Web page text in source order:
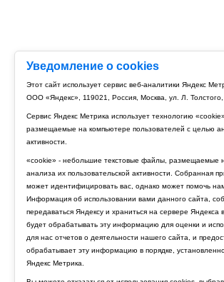
Уведомление о cookies
Этот сайт использует сервис веб-аналитики Яндекс
ООО «Яндекс», 119021, Россия, Москва, ул. Л.
Сервис Яндекс Метрика использует технологию
размещаемые на компьютере пользователей с целью
активности.
«cookie» - небольшие текстовые файлы, размещаемые
анализа их пользовательской активности. Собранная
может идентифицировать вас, однако может помочь
Информация об использовании вами данного сайта,
передаваться Яндексу и храниться на сервере
будет обрабатывать эту информацию для оценки и
для нас отчетов о деятельности нашего сайта, и
обрабатывает эту информацию в порядке,
Яндекс Метрика.